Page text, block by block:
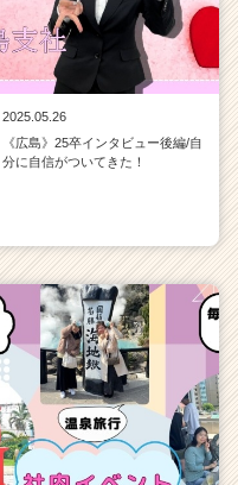
2025.05.26
《広島》25卒インタビュー後編/自
分に自信がついてきた！